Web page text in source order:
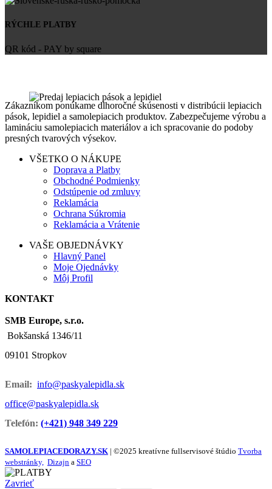
RÝCHLE PLATBY
QR kód - PAY by square
Zákazníkom ponúkame dlhoročné skúsenosti v distribúcii lepiacich
pások, lepidiel a samolepiacich produktov. Zabezpečujeme výrobu a
lamináciu samolepiacich materiálov a ich spracovanie do podoby
presných tvarových výsekov.
VŠETKO O NÁKUPE
Doprava a Platby
Obchodné Podmienky
Odstúpenie od zmluvy
Reklamácia
Ochrana Súkromia
Reklamácia a Vrátenie
VAŠE OBJEDNÁVKY
Hlavný Panel
Moje Ojednávky
Môj Profil
KONTAKT
SMB Europe, s.r.o.
Bokšanská 1346/11
09101 Stropkov
Email: info@paskyalepidla.sk
office@paskyalepidla.sk
Telefón: (+421) 948 349 229
SAMOLEPIACEDORAZY.SK | ©2025 kreatívne fullservisové štúdio Tvorba
webstránky, Dizajn a SEO
Zavrieť